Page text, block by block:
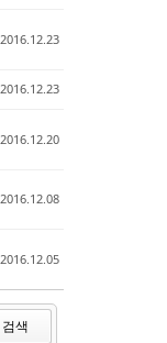
2016.12.23
2016.12.23
2016.12.20
2016.12.08
2016.12.05
검색